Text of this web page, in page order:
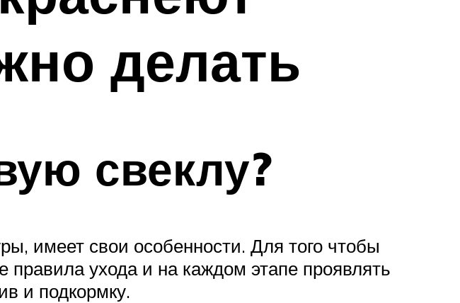
делать
свеклу?
имеет свои особенности. Для того чтобы
ухода и на каждом этапе проявлять
и подкормку.